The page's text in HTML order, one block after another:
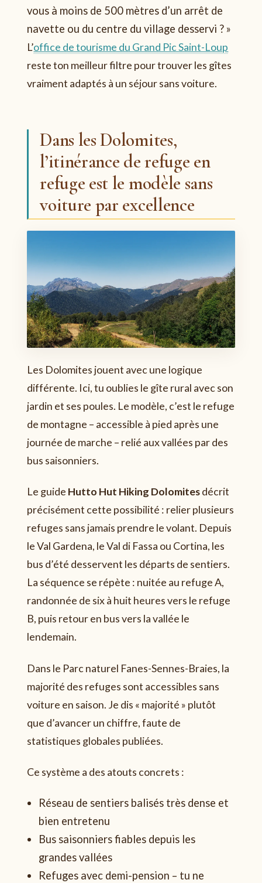
vous à moins de 500 mètres d’un arrêt de
navette ou du centre du village desservi ? »
L’office de tourisme du Grand Pic Saint-Loup
reste ton meilleur filtre pour trouver les gîtes
vraiment adaptés à un séjour sans voiture.
Dans les Dolomites,
l’itinérance de refuge en
refuge est le modèle sans
voiture par excellence
Les Dolomites jouent avec une logique
différente. Ici, tu oublies le gîte rural avec son
jardin et ses poules. Le modèle, c’est le refuge
de montagne – accessible à pied après une
journée de marche – relié aux vallées par des
bus saisonniers.
Le guide Hutto Hut Hiking Dolomitesdécrit
précisément cette possibilité : relier plusieurs
refuges sans jamais prendre le volant. Depuis
le Val Gardena, le Val di Fassa ou Cortina, les
bus d’été desservent les départs de sentiers.
La séquence se répète : nuitée au refuge A,
randonnée de six à huit heures vers le refuge
B, puis retour en bus vers la vallée le
lendemain.
Dans le Parc naturel Fanes-Sennes-Braies, la
majorité des refuges sont accessibles sans
voiture en saison. Je dis « majorité » plutôt
que d’avancer un chiffre, faute de
statistiques globales publiées.
Ce système a des atouts concrets :
Réseau de sentiers balisés très dense et
bien entretenu
Bus saisonniers fiables depuis les
grandes vallées
Refuges avec demi-pension – tu ne